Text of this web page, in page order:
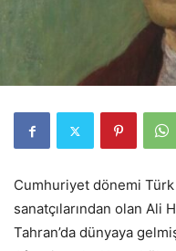
Cumhuriyet dönemi
sanatçılarından olan Ali
Tahran’da dünyaya